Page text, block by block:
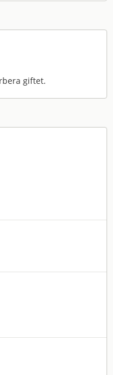
giftet.